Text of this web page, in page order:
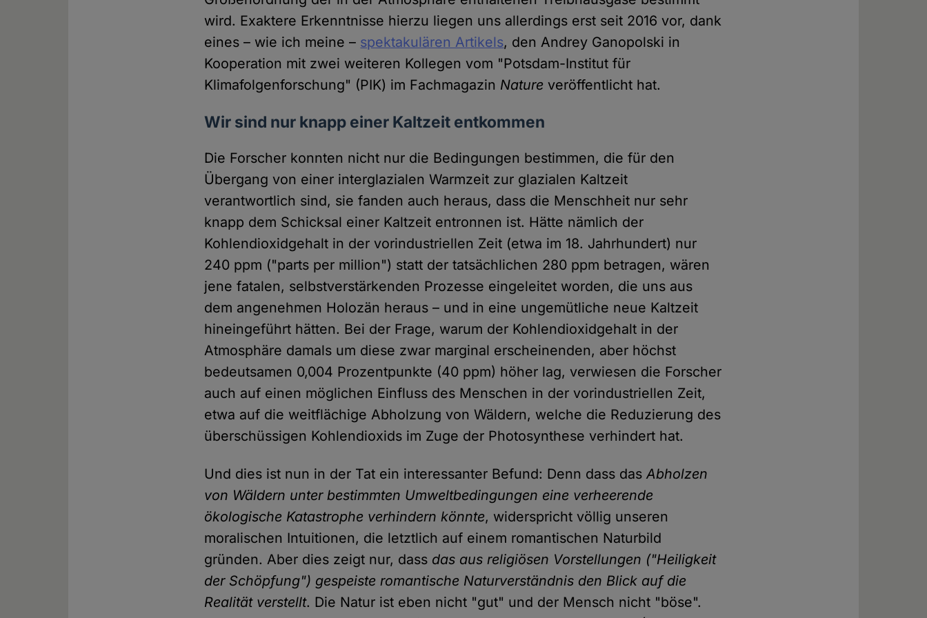
wird. Exaktere Erkenntnisse hierzu liegen uns allerdings erst seit 2016 vor, dank
eines – wie ich meine – spektakulären Artikels, den Andrey Ganopolski in
Kooperation mit zwei weiteren Kollegen vom "Potsdam-Institut für
Klimafolgenforschung" (PIK) im Fachmagazin Nature veröffentlicht hat.
Wir sind nur knapp einer Kaltzeit entkommen
Die Forscher konnten nicht nur die Bedingungen bestimmen, die für den
Übergang von einer interglazialen Warmzeit zur glazialen Kaltzeit
verantwortlich sind, sie fanden auch heraus, dass die Menschheit nur sehr
knapp dem Schicksal einer Kaltzeit entronnen ist. Hätte nämlich der
Kohlendioxidgehalt in der vorindustriellen Zeit (etwa im 18. Jahrhundert) nur
240 ppm ("parts per million") statt der tatsächlichen 280 ppm betragen, wären
jene fatalen, selbstverstärkenden Prozesse eingeleitet worden, die uns aus
dem angenehmen Holozän heraus – und in eine ungemütliche neue Kaltzeit
hineingeführt hätten. Bei der Frage, warum der Kohlendioxidgehalt in der
Atmosphäre damals um diese zwar marginal erscheinenden, aber höchst
bedeutsamen 0,004 Prozentpunkte (40 ppm) höher lag, verwiesen die Forscher
auch auf einen möglichen Einfluss des Menschen in der vorindustriellen Zeit,
etwa auf die weitflächige Abholzung von Wäldern, welche die Reduzierung des
überschüssigen Kohlendioxids im Zuge der Photosynthese verhindert hat.
Und dies ist nun in der Tat ein interessanter Befund: Denn dass dasAbholzen
von Wäldern unter bestimmten Umweltbedingungen eine verheerende
ökologische Katastrophe verhindern könnte, widerspricht völlig unseren
moralischen Intuitionen, die letztlich auf einem romantischen Naturbild
gründen. Aber dies zeigt nur, dass das aus religiösen Vorstellungen ("Heiligkeit
der Schöpfung") gespeiste romantische Naturverständnis den Blick auf die
Realität verstellt. Die Natur ist eben nicht "gut" und der Mensch nicht "böse".